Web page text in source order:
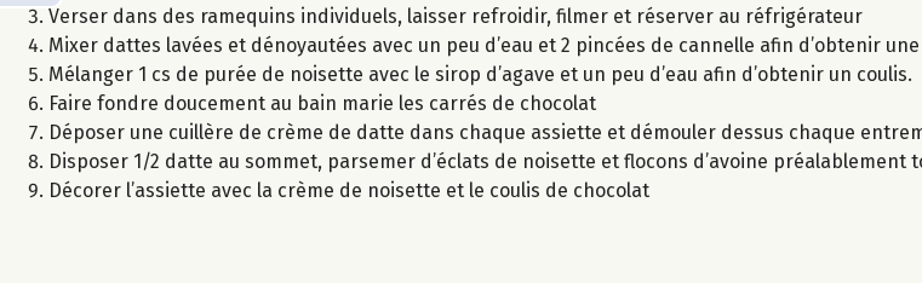
Verser dans des ramequins individuels, laisser refroidir, filmer et réserver au réfrigérateur
Mixer dattes lavées et dénoyautées avec un peu d’eau et 2 pincées de cannelle afin d’obtenir
Mélanger 1 cs de purée de noisette avec le sirop d’agave et un peu d’eau afin d’obtenir un coulis.
Faire fondre doucement au bain marie les carrés de chocolat
Déposer une cuillère de crème de datte dans chaque assiette et démouler dessus chaque
Disposer 1/2 datte au sommet, parsemer d’éclats de noisette et flocons d’avoine préalablement
Décorer l’assiette avec la crème de noisette et le coulis de chocolat